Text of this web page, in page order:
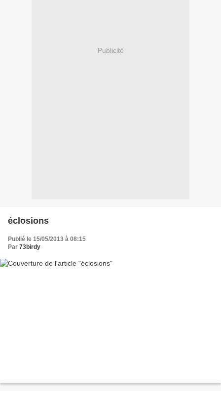
Publicité
éclosions
Publié le 15/05/2013 à 08:15
Par 73birdy